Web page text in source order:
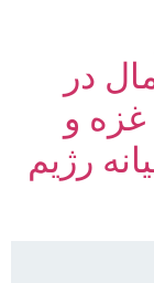
در
و
رژیم